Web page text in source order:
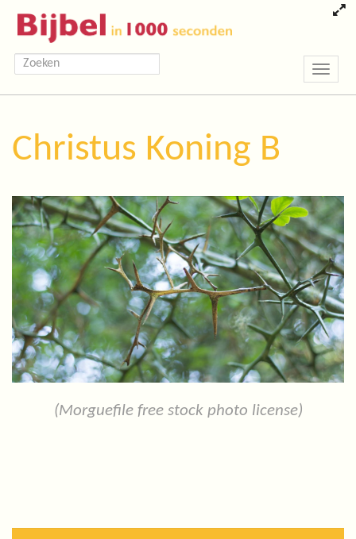
Toggle
Christus Koning B
(Morguefile free stock photo license)